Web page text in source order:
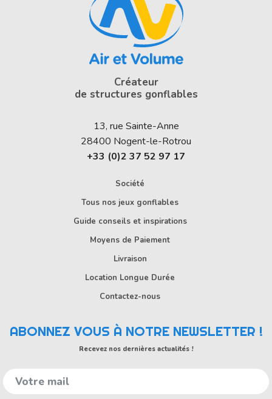
Créateur
de structures gonflables
13, rue Sainte-Anne
28400 Nogent-le-Rotrou
+33 (0)2 37 52 97 17
Société
Tous nos jeux gonflables
Guide conseils et inspirations
Moyens de Paiement
Livraison
Location Longue Durée
Contactez-nous
ABONNEZ VOUS À NOTRE NEWSLETTER !
Recevez nos dernières actualités !